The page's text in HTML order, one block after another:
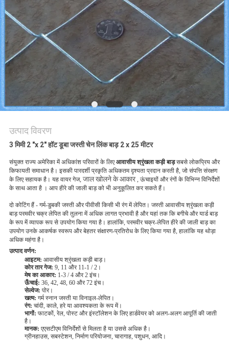
साइटमैप
PRIVACY
POLICY
उत्पाद विवरण
3 मिमी 2 "x 2" हॉट डूबा जस्ती चेन लिंक बाड़ 2 x 25 मीटर
संयुक्त राज्य अमेरिका में अधिकांश परिवारों के लिए आवासीय श्रृंखला कड़ी बाड़ सबसे लोकप्रिय और
किफायती समाधान है। इसकी पारदर्शी प्रकृति अधिकतम दृश्यता प्रदान करती है, जो संपत्ति संरक्षण
के लिए सहायक है। यह वायर गेज, जाल खोलने के आकार, ऊंचाइयों और रंगों के विभिन्न विनिर्देशों
के साथ आता है । आप हीरे की जाली बाड़ को भी अनुकूलित कर सकते हैं।
दो कोटिंग हैं - गर्म-डुबकी जस्ती और पीवीसी किसी भी रंग में लेपित। जस्ती आवासीय श्रृंखला कड़ी
बाड़ परमवीर चक्र लेपित की तुलना में अधिक लागत प्रभावी है और यहां तक ​​कि बगीचे और यार्ड बाड़
के रूप में व्यापक रूप से उपयोग किया गया है। हालांकि, परमवीर चक्र-लेपित हीरे की जाली बाड़ का
उपयोग उनके आकर्षक स्वरूप और बेहतर संक्षारण-प्रतिरोध के लिए किया गया है, हालांकि यह थोड़ा
अधिक महंगा है।
उत्पाद वर्णन:
आइटम: आवासीय श्रृंखला कड़ी बाड़।
कोर तार गेज: 9, 11 और 11-1 / 2।
मेष का आकार: 1-3 / 4 और 2 इंच।
ऊँचाई: 36, 42, 48, 60 और 72 इंच।
सेल्वेज: पोर।
खत्म: गर्म स्नान जस्ती या विनाइल-लेपित।
रंग: चांदी, काले, हरे या आवश्यकता के रूप में।
भागों: फाटकों, रेल, पोस्ट और इंस्टॉलेशन के लिए हार्डवेयर को अलग-अलग आपूर्ति की जाती
है।
मानक: एएसटीएम विनिर्देशों से मिलता है या उससे अधिक है।
ग्रीनहाउस, सबस्टेशन, निर्माण परियोजना, चारागाह, पशुधन, आदि।